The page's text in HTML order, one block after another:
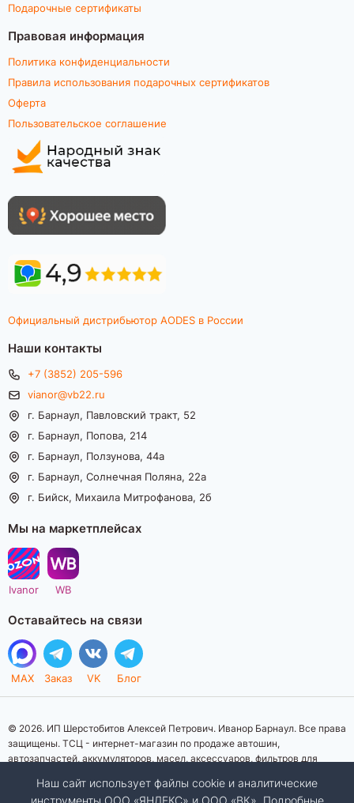
Подарочные сертификаты
Правовая информация
Политика конфиденциальности
Правила использования подарочных сертификатов
Оферта
Пользовательское соглашение
Официальный дистрибьютор AODES в России
Наши контакты
+7 (3852) 205-596
vianor@vb22.ru
г. Барнаул, Павловский тракт, 52
г. Барнаул, Попова, 214
г. Барнаул, Ползунова, 44а
г. Барнаул, Солнечная Поляна, 22а
г. Бийск, Михаила Митрофанова, 2б
Мы на маркетплейсах
Ivanor WB
Оставайтесь на связи
MAX Заказ VK Блог
© 2026. ИП Шерстобитов Алексей Петрович. Иванор Барнаул. Все права
защищены. ТСЦ - интернет-магазин по продаже автошин,
автозапчастей, аккумуляторов, масел, аксессуаров, фильтров для
информационный характер. Представленная информация о товарах, их
Наш сайт использует файлы cookie и аналитические